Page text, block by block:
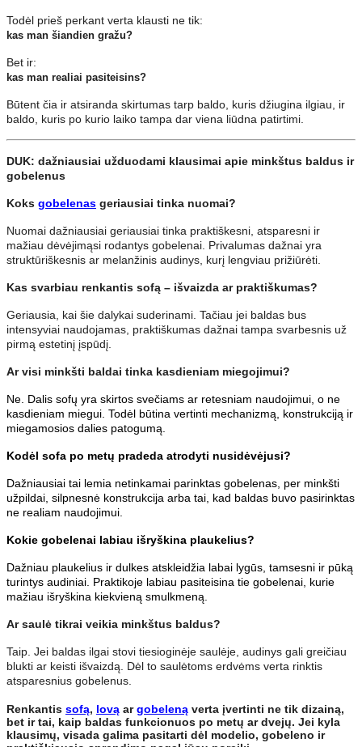
Todėl prieš perkant verta klausti ne tik:
kas man šiandien gražu?
Bet ir:
kas man realiai pasiteisins?
Būtent čia ir atsiranda skirtumas tarp baldo, kuris džiugina ilgiau, ir
baldo, kuris po kurio laiko tampa dar viena liūdna patirtimi.
DUK: dažniausiai užduodami klausimai apie minkštus baldus ir
gobelenus
Koks gobelenas geriausiai tinka nuomai?
Nuomai dažniausiai geriausiai tinka praktiškesni, atsparesni ir
mažiau dėvėjimąsi rodantys gobelenai. Privalumas dažnai yra
struktūriškesnis ar melanžinis audinys, kurį lengviau prižiūrėti.
Kas svarbiau renkantis sofą – išvaizda ar praktiškumas?
Geriausia, kai šie dalykai suderinami. Tačiau jei baldas bus
intensyviai naudojamas, praktiškumas dažnai tampa svarbesnis už
pirmą estetinį įspūdį.
Ar visi minkšti baldai tinka kasdieniam miegojimui?
Ne. Dalis sofų yra skirtos svečiams ar retesniam naudojimui, o ne
kasdieniam miegui. Todėl būtina vertinti mechanizmą, konstrukciją ir
miegamosios dalies patogumą.
Kodėl sofa po metų pradeda atrodyti nusidėvėjusi?
Dažniausiai tai lemia netinkamai parinktas gobelenas, per minkšti
užpildai, silpnesnė konstrukcija arba tai, kad baldas buvo pasirinktas
ne realiam naudojimui.
Kokie gobelenai labiau išryškina plaukelius?
Dažniau plaukelius ir dulkes atskleidžia labai lygūs, tamsesni ir pūką
turintys audiniai. Praktikoje labiau pasiteisina tie gobelenai, kurie
mažiau išryškina kiekvieną smulkmeną.
Ar saulė tikrai veikia minkštus baldus?
Taip. Jei baldas ilgai stovi tiesioginėje saulėje, audinys gali greičiau
blukti ar keisti išvaizdą. Dėl to saulėtoms erdvėms verta rinktis
atsparesnius gobelenus.
Renkantis sofą, lovą argobeleną verta įvertinti ne tik dizainą,
bet ir tai, kaip baldas funkcionuos po metų ar dvejų. Jei kyla
klausimų, visada galima pasitarti dėl modelio, gobeleno ir